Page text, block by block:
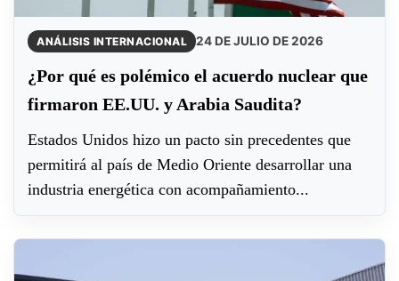
ANÁLISIS INTERNACIONAL 24 DE JULIO DE 2026
¿Por qué es polémico el acuerdo nuclear que
firmaron EE.UU. y Arabia Saudita?
Estados Unidos hizo un pacto sin precedentes que
permitirá al país de Medio Oriente desarrollar una
industria energética con acompañamiento...